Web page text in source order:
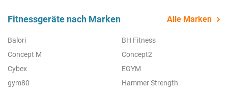
Fitnessgeräte nach Marken Alle Marken
Balori
BH Fitness
Concept M
Concept2
Cybex
EGYM
gym80
Hammer Strength